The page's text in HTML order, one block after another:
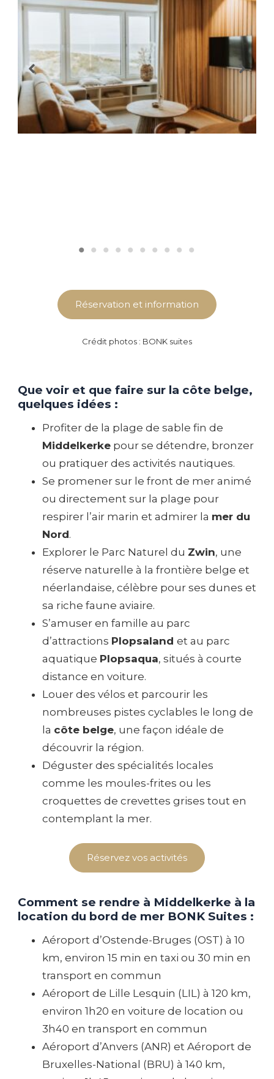
Réservation et information
Crédit photos : BONK suites
Que voir et que faire sur la côte belge,
quelques idées :
Profiter de la plage de sable fin de
Middelkerke pour se détendre, bronzer
ou pratiquer des activités nautiques.
Se promener sur le front de mer animé
ou directement sur la plage pour
respirer l’air marin et admirer la mer du
Nord.
Explorer le Parc Naturel du Zwin, une
réserve naturelle à la frontière belge et
néerlandaise, célèbre pour ses dunes et
sa riche faune aviaire.
S’amuser en famille au parc
d’attractions Plopsaland et au parc
aquatique Plopsaqua, situés à courte
distance en voiture.
Louer des vélos et parcourir les
nombreuses pistes cyclables le long de
la côte belge, une façon idéale de
découvrir la région.
Déguster des spécialités locales
comme les moules-frites ou les
croquettes de crevettes grises tout en
contemplant la mer.
Réservez vos activités
Comment se rendre à Middelkerke à la
location du bord de mer BONK Suites :
Aéroport d’Ostende-Bruges (OST) à 10
km, environ 15 min en taxi ou 30 min en
transport en commun
Aéroport de Lille Lesquin (LIL) à 120 km,
environ 1h20 en voiture de location ou
3h40 en transport en commun
Aéroport d’Anvers (ANR) et Aéroport de
Bruxelles-National (BRU) à 140 km,